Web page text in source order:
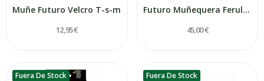
Muñe Futuro Velcro T-s-m
12,95 €
Futuro Muñequera Ferula Soporte Nocturno talla...
45,00 €
Fuera De Stock Fuera De Stock